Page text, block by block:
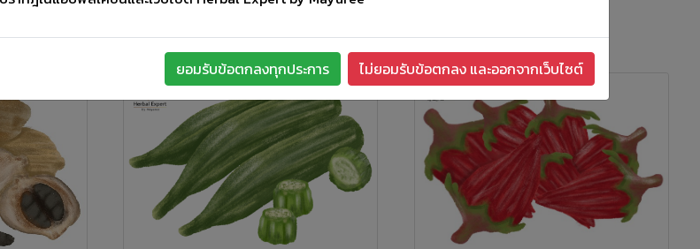
ยอมรับข้อตกลงทุกประการ ไม่ยอมรับข้อตกลง และออกจากเว็บไซต์